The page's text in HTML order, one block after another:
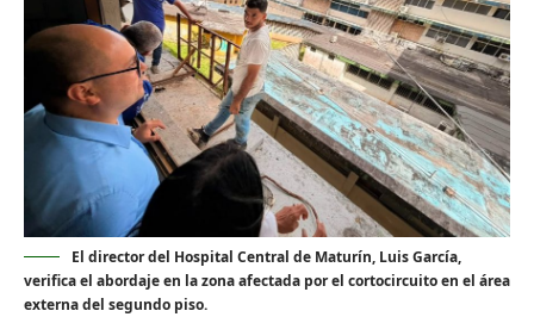
El director del Hospital Central de Maturín, Luis García,
verifica el abordaje en la zona afectada por el cortocircuito en el área
externa del segundo piso.